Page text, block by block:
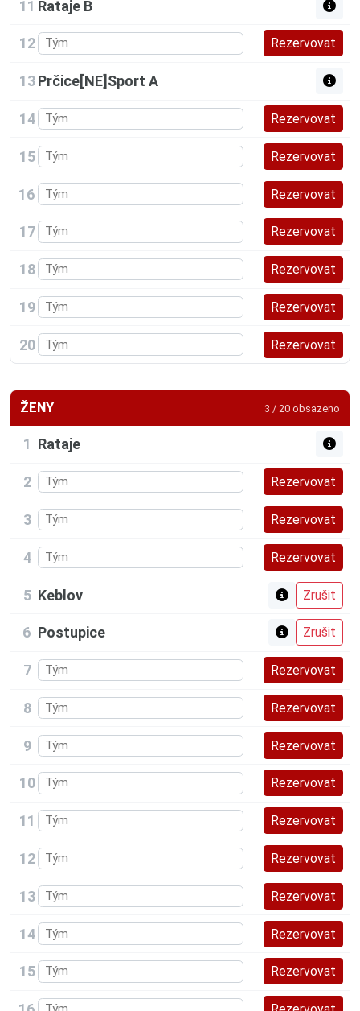
11 Rataje B
12
13 Prčice[NE]Sport A
14
15
16
17
18
19
20
ŽENY 3 / 20 obsazeno
1 Rataje
2
3
4
5 Keblov
6 Postupice
7
8
9
10
11
12
13
14
15